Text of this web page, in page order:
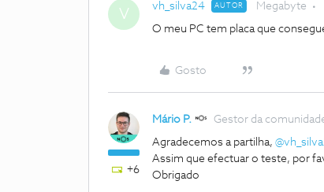
V vh_silva24 AUTOR Megabyte
O meu PC tem placa que
Gosto
+6
Mário P. Gestor da
Agradecemos a partilha,
Assim que efectuar o teste, por
Obrigado